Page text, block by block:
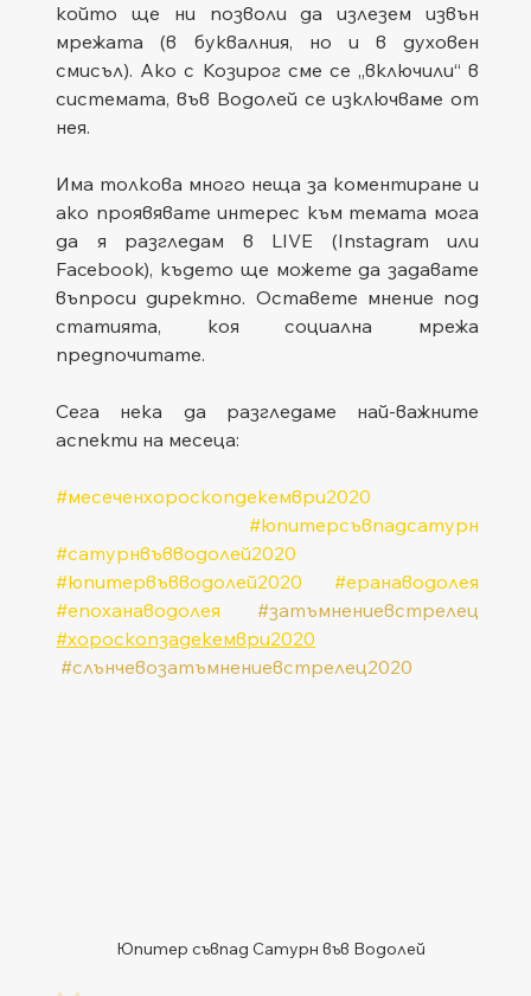
който ще ни позволи да излезем извън
мрежата (в буквалния, но и в духовен
смисъл). Ако с Козирог сме се „включили“ в
системата, във Водолей се изключваме от
нея.
Има толкова много неща за коментиране и
ако проявявате интерес към темата мога
да я разгледам в LIVE (Instagram или
Facebook), където ще можете да задавате
въпроси директно. Оставете мнение под
статията, коя социална мрежа
предпочитате.
Сега нека да разгледаме най-важните
аспекти на месеца:
#месеченхороскопдекември2020
#юпитерсъвпадсатурн
#сатурнвъвводолей2020
#юпитервъвводолей2020
#еранаводолея
#епоханаводолея
#затъмнениевстрелец
#хороскопзадекември2020
#слънчевозатъмнениевстрелец2020
Юпитер съвпад Сатурн във Водолей